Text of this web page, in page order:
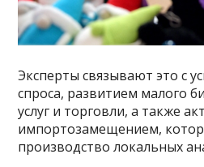
Эксперты связывают это с
спроса, развитием малого
услуг и торговли, а также
импортозамещением,
производство локальных